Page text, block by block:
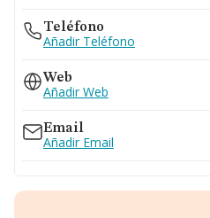
Teléfono
Añadir Teléfono
Web
Añadir Web
Email
Añadir Email